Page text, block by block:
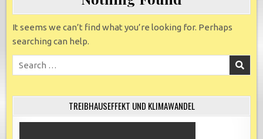
It seems we can’t find what you’re looking for. Perhaps
searching can help.
Search
for:
TREIBHAUSEFFEKT UND KLIMAWANDEL